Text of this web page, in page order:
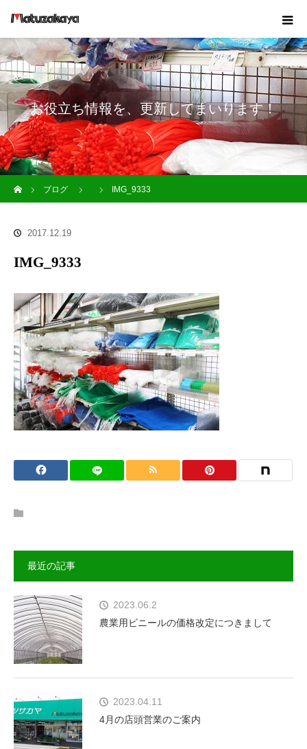
お役立ち情報を、更新してまいります！
ブログ
IMG_9333
2017.12.19
IMG_9333
最近の記事
2023.06.2
農業用ビニールの価格改定につきまして
2023.04.11
4月の店頭営業のご案内